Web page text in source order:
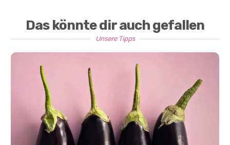
Das könnte dir auch gefallen
Unsere Tipps